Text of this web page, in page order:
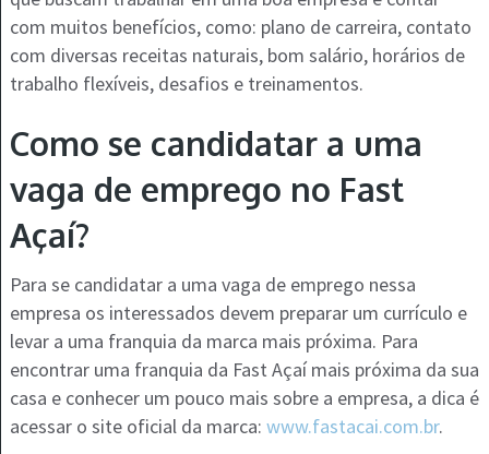
com muitos benefícios, como: plano de carreira, contato
com diversas receitas naturais, bom salário, horários de
trabalho flexíveis, desafios e treinamentos.
Como se candidatar a uma
vaga de emprego no Fast
Açaí?
Para se candidatar a uma vaga de emprego nessa
empresa os interessados devem preparar um currículo e
levar a uma franquia da marca mais próxima. Para
encontrar uma franquia da Fast Açaí mais próxima da sua
casa e conhecer um pouco mais sobre a empresa, a dica é
acessar o site oficial da marca: www.fastacai.com.br.